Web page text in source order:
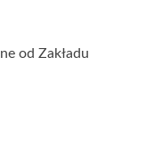
od Zakładu